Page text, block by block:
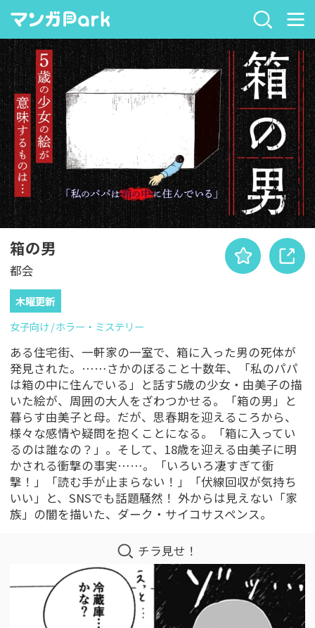
箱の男
都会
木曜更新
女子向け ホラー・ミステリー
ある住宅街、一軒家の一室で、箱に入った男の死体が
発見された。……さかのぼること十数年、「私のパパ
は箱の中に住んでいる」と話す5歳の少女・由美子の描
いた絵が、周囲の大人をざわつかせる。「箱の男」と
暮らす由美子と母。だが、思春期を迎えるころから、
様々な感情や疑問を抱くことになる。「箱に入ってい
るのは誰なの？」。そして、18歳を迎える由美子に明
かされる衝撃の事実……。「いろいろ凄すぎて衝
撃！」「読む手が止まらない！」「伏線回収が気持ち
いい」と、SNSでも話題騒然！ 外からは見えない「家
族」の闇を描いた、ダーク・サイコサスペンス。
チラ見せ！